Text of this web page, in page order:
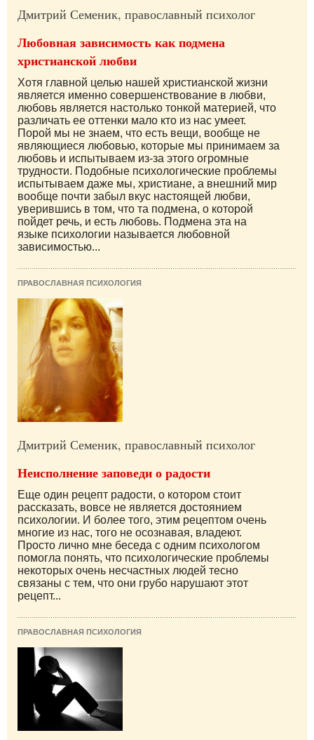
Дмитрий Семеник, православный психолог
Любовная зависимость как подмена
христианской любви
Хотя главной целью нашей христианской жизни
является именно совершенствование в любви,
любовь является настолько тонкой материей, что
различать ее оттенки мало кто из нас умеет.
Порой мы не знаем, что есть вещи, вообще не
являющиеся любовью, которые мы принимаем за
любовь и испытываем из-за этого огромные
трудности. Подобные психологические проблемы
испытываем даже мы, христиане, а внешний мир
вообще почти забыл вкус настоящей любви,
уверившись в том, что та подмена, о которой
пойдет речь, и есть любовь. Подмена эта на
языке психологии называется любовной
зависимостью...
ПРАВОСЛАВНАЯ ПСИХОЛОГИЯ
Дмитрий Семеник, православный психолог
Неисполнение заповеди о радости
Еще один рецепт радости, о котором стоит
рассказать, вовсе не является достоянием
психологии. И более того, этим рецептом очень
многие из нас, того не осознавая, владеют.
Просто лично мне беседа с одним психологом
помогла понять, что психологические проблемы
некоторых очень несчастных людей тесно
связаны с тем, что они грубо нарушают этот
рецепт...
ПРАВОСЛАВНАЯ ПСИХОЛОГИЯ